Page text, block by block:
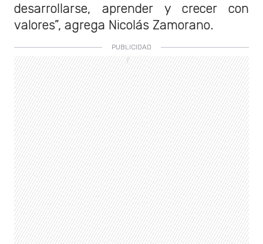
desarrollarse, aprender y crecer con
valores”, agrega Nicolás Zamorano.